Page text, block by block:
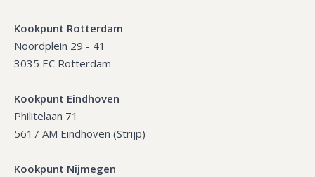
Kookpunt Rotterdam
Noordplein 29 - 41
3035 EC Rotterdam
Kookpunt Eindhoven
Philitelaan 71
5617 AM Eindhoven (Strijp)
Kookpunt Nijmegen